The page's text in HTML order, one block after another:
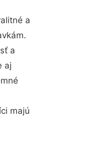
a
a
aj
majú